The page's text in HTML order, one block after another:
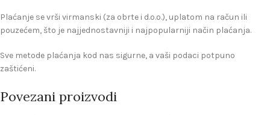
Plaćanje se vrši virmanski (za obrte i d.o.o.), uplatom na račun ili
pouzećem, što je najjednostavniji i najpopularniji način plaćanja.
Sve metode plaćanja kod nas sigurne, a vaši podaci potpuno
zaštićeni.
Povezani proizvodi